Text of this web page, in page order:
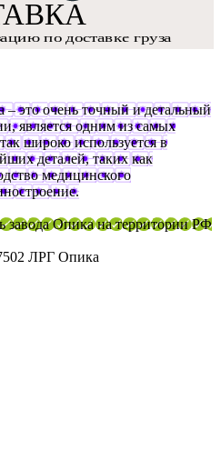
– это очень точный и детальный
является одним из самых
широко используется в
деталей, таких как
медицинского
завода Опика на территории РФ